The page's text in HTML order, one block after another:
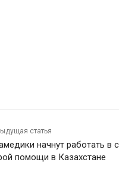
статья
начнут работать в
помощи в Казахстане